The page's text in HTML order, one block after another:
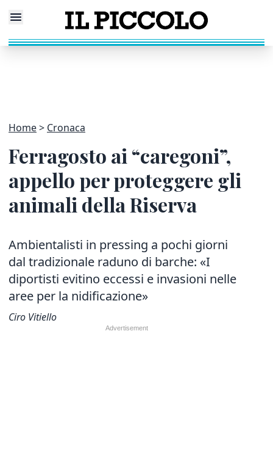
Home Cronaca
Ferragosto ai “caregoni”,
appello per proteggere gli
animali della Riserva
Ambientalisti in pressing a pochi giorni
dal tradizionale raduno di barche: «I
diportisti evitino eccessi e invasioni nelle
aree per la nidificazione»
Ciro Vitiello